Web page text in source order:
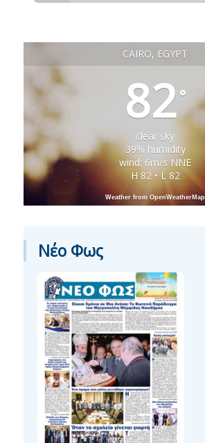
CAIRO, EGYPT
82°
clear sky
39% humidity
wind: 6m/s NNE
H 82 • L 82
Weather from OpenWeatherMap
Νέο Φως